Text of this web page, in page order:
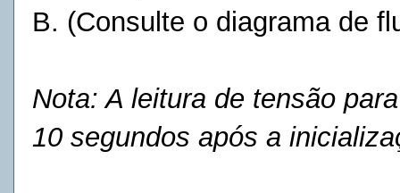
B. (Consulte o diagrama de
Nota: A leitura de tensão
10 segundos após a